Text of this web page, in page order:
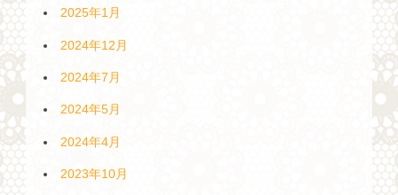
2025年1月
2024年12月
2024年7月
2024年5月
2024年4月
2023年10月